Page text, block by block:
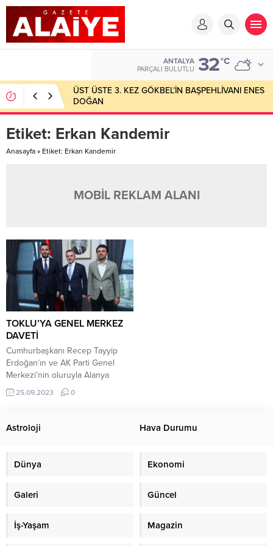
ANTALYA
PARÇALI BULUTLU 32°C
ÜST ÜSTE 3. KEZ GÖKBEL’İN BAŞPEHLİVANI ENES
DOĞAN
Etiket: Erkan Kandemir
Anasayfa » Etiket: Erkan Kandemir
MOBİL REKLAM ALANI
TOKLU’YA GENEL MERKEZ
DAVETİ
Cumhurbaşkanı Recep Tayyip
Erdoğan’ın ve AK Parti Genel
Merkezi’nin oluruyla Alanya
Belediye Başkan Adaylığı için İlçe
Başkanlığı görevinde istifa eden
Teşkilatlardan Sorumlu Genel
Başkan Yardımcısı Erkan
Merkezde düzenlenen istişare
toplantısına katıldı. Toplantıda
Yıldırım’ın ve Teşkilatlardan
Yardımcısı...
25.09.2023 0
Astroloji Hava Durumu
Dünya Ekonomi
Galeri Güncel
İş-Yaşam Magazin